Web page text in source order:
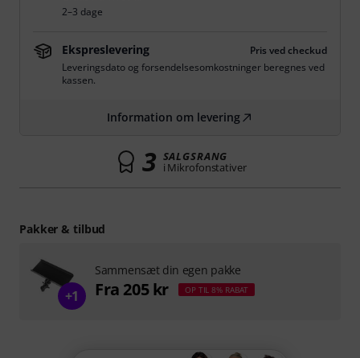
2–3 dage
Ekspreslevering
Pris ved checkud
Leveringsdato og forsendelsesomkostninger beregnes ved
kassen.
Information om levering
3 SALGSRANG
i Mikrofonstativer
Pakker & tilbud
+1
Sammensæt din egen pakke
Fra 205 kr OP TIL 8% RABAT